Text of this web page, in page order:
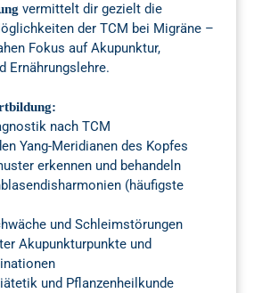
vermittelt dir gezielt die
der TCM bei Migräne –
Fokus auf Akupunktur,
Ernährungslehre.
nach TCM
Yang-Meridianen des Kopfes
erkennen und behandeln
(häufigste
und Schleimstörungen
Akupunkturpunkte und
und Pflanzenheilkunde